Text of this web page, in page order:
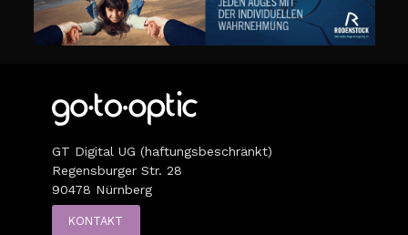
GT Digital UG (haftungsbeschränkt)
Regensburger Str. 28
90478 Nürnberg
KONTAKT